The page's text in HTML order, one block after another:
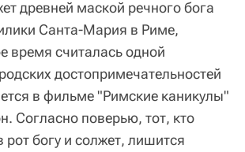
древней маской речного бога
Санта-Мария в Риме,
время считалась одной
достопримечательностей
в фильме "Римские каникулы"
Согласно поверью, тот, кто
рот богу и солжет, лишится